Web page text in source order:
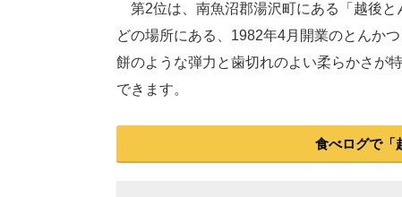
第2位は、南魚沼郡湯沢町にある「越後と
どの場所にある、1982年4月開業のとんか
餅のような弾力と歯切れのよい柔らかさが
できます。
食べログで「